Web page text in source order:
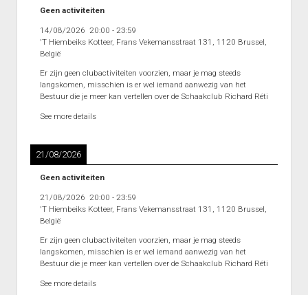
Geen activiteiten
14/08/2026 20:00 - 23:59
'T Hiembeiks Kotteer, Frans Vekemansstraat 131, 1120 Brussel,
België
Er zijn geen clubactiviteiten voorzien, maar je mag steeds
langskomen, misschien is er wel iemand aanwezig van het
Bestuur die je meer kan vertellen over de Schaakclub Richard Réti
See more details
21/08/2026
Geen activiteiten
21/08/2026 20:00 - 23:59
'T Hiembeiks Kotteer, Frans Vekemansstraat 131, 1120 Brussel,
België
Er zijn geen clubactiviteiten voorzien, maar je mag steeds
langskomen, misschien is er wel iemand aanwezig van het
Bestuur die je meer kan vertellen over de Schaakclub Richard Réti
See more details